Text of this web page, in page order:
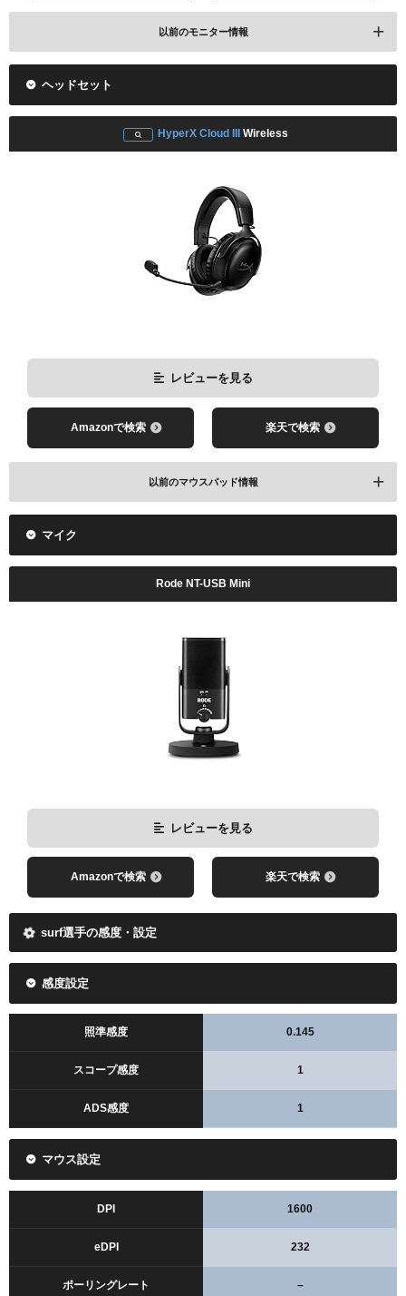
以前のモニター情報
レビューを見る
Amazonで検索 楽天で検索
ヘッドセット
HyperX Cloud III Wireless
レビューを見る
Amazonで検索 楽天で検索
以前のマウスパッド情報
レビューを見る
Amazonで検索 楽天で検索
マイク
Rode NT-USB Mini
レビューを見る
Amazonで検索 楽天で検索
surf選手の感度・設定
感度設定
照準感度 0.145
スコープ感度 1
ADS感度 1
マウス設定
DPI 1600
eDPI 232
ポーリングレート –